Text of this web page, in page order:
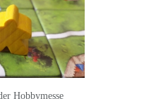
Hobbymesse